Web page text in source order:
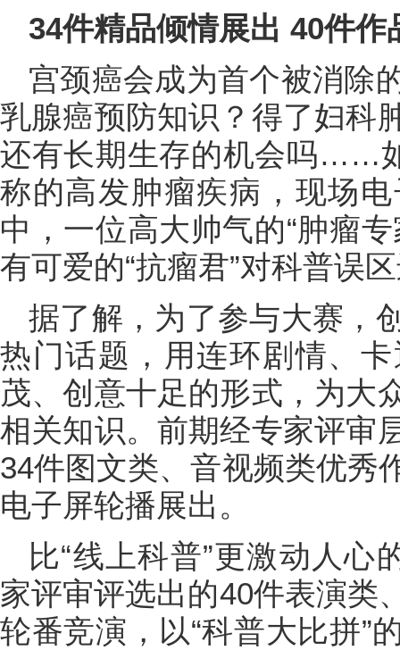
34件精品倾情展出 40件作
宫颈癌会成为首个被消除
乳腺癌预防知识？得了妇科
还有长期生存的机会吗……
称的高发肿瘤疾病，现场
中，一位高大帅气的“肿瘤
有可爱的“抗瘤君”对科普误
据了解，为了参与大赛，
热门话题，用连环剧情、
茂、创意十足的形式，为大
相关知识。前期经专家评审
34件图文类、音视频类优秀
电子屏轮播展出。
比“线上科普”更激动人
家评审评选出的40件表演类
轮番竞演，以“科普大比拼”